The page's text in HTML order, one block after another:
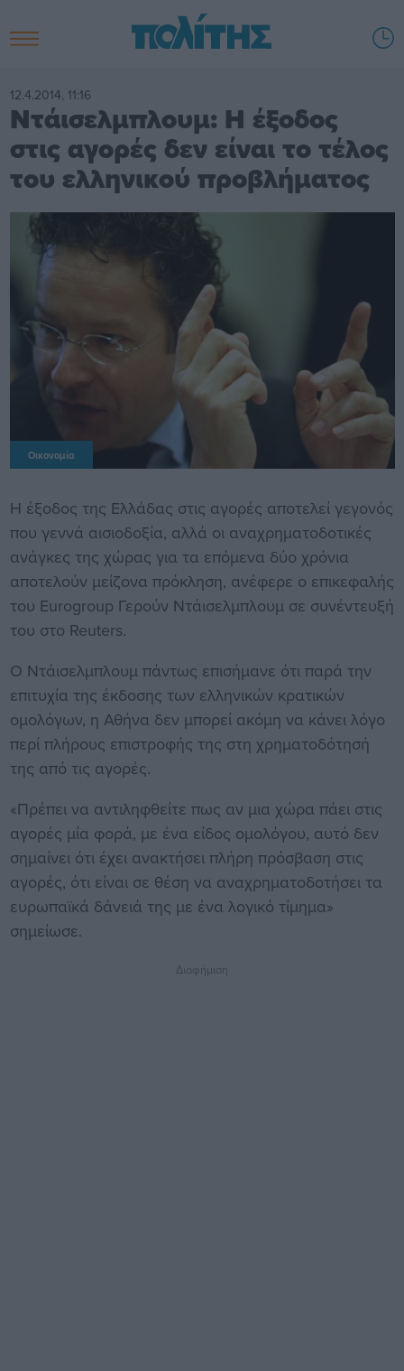
12.4.2014, 11:16
Ντάισελμπλουμ: Η έξοδος
στις αγορές δεν είναι το τέλος
του ελληνικού προβλήματος
Οικονομία
Η έξοδος της Ελλάδας στις αγορές αποτελεί γεγονός
που γεννά αισιοδοξία, αλλά οι αναχρηματοδοτικές
ανάγκες της χώρας για τα επόμενα δύο χρόνια
αποτελούν μείζονα πρόκληση, ανέφερε ο επικεφαλής
του Eurogroup Γερούν Ντάισελμπλουμ σε συνέντευξή
του στο Reuters.
Ο Ντάισελμπλουμ πάντως επισήμανε ότι παρά την
επιτυχία της έκδοσης των ελληνικών κρατικών
ομολόγων, η Αθήνα δεν μπορεί ακόμη να κάνει λόγο
περί πλήρους επιστροφής της στη χρηματοδότησή
της από τις αγορές.
«Πρέπει να αντιληφθείτε πως αν μια χώρα πάει στις
αγορές μία φορά, με ένα είδος ομολόγου, αυτό δεν
σημαίνει ότι έχει ανακτήσει πλήρη πρόσβαση στις
αγορές, ότι είναι σε θέση να αναχρηματοδοτήσει τα
ευρωπαϊκά δάνειά της με ένα λογικό τίμημα»
σημείωσε.
Διαφήμιση